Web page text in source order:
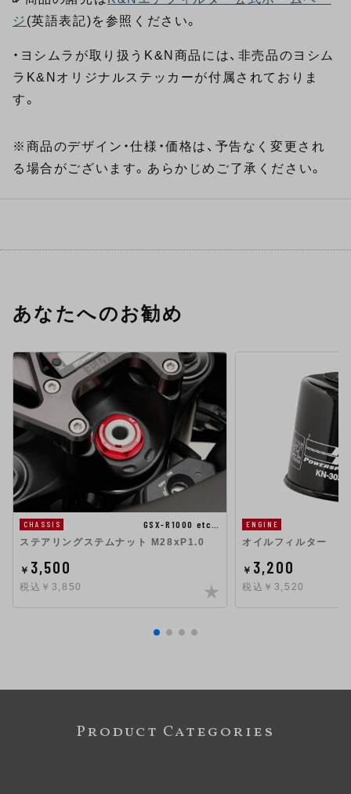
ジ (英語表記)を参照ください。
・ヨシムラが取り扱うK&N商品には、非売品のヨシム
ラK&Nオリジナルステッカーが付属されておりま
す。
※商品のデザイン・仕様・価格は、予告なく変更され
る場合がございます。あらかじめご了承ください。
あなたへのお勧め
CHASSIS
GSX-R1000 etc…
ステアリングステムナット M28xP1.0
￥ 3,500
税込￥3,850
ENGINE
オイルフィルター
￥ 3,200
税込￥3,520
Product Categories